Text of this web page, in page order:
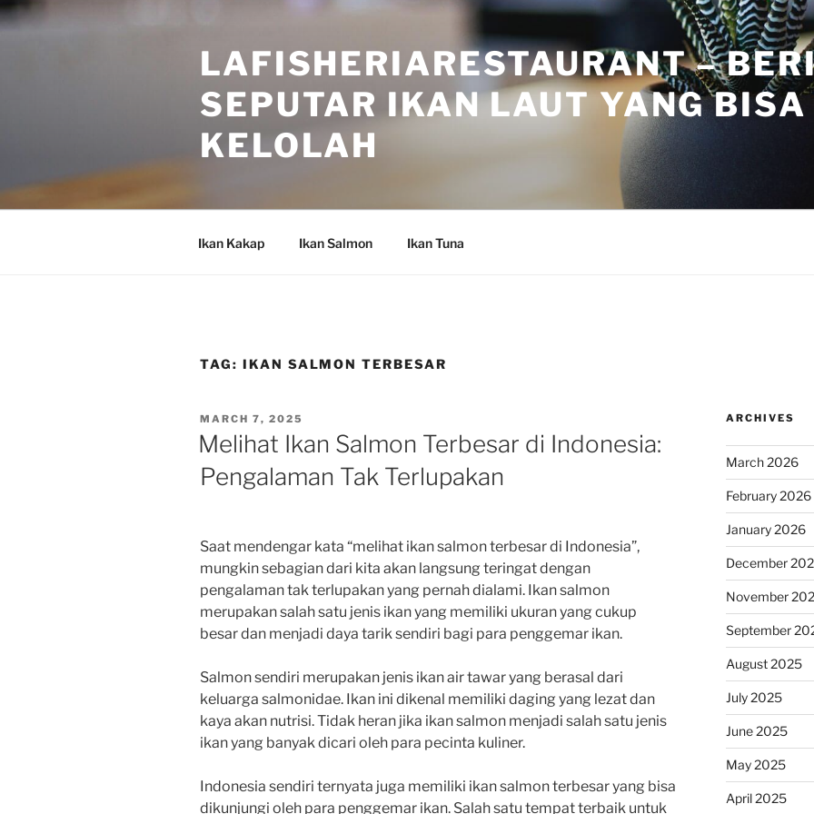
Skip
to
LAFISHERIARESTAURANT –
SEPUTAR IKAN LAUT YANG
KELOLAH
Ikan Kakap Ikan Salmon Ikan Tuna
TAG: IKAN SALMON TERBESAR
POSTED
ON
MARCH 7, 2025
Melihat Ikan Salmon Terbesar di Indonesia:
Pengalaman Tak Terlupakan
Saat mendengar kata “melihat ikan salmon terbesar di Indonesia”,
mungkin sebagian dari kita akan langsung teringat dengan
pengalaman tak terlupakan yang pernah dialami. Ikan salmon
merupakan salah satu jenis ikan yang memiliki ukuran yang cukup
besar dan menjadi daya tarik sendiri bagi para penggemar ikan.
Salmon sendiri merupakan jenis ikan air tawar yang berasal dari
keluarga salmonidae. Ikan ini dikenal memiliki daging yang lezat dan
kaya akan nutrisi. Tidak heran jika ikan salmon menjadi salah satu jenis
ikan yang banyak dicari oleh para pecinta kuliner.
Indonesia sendiri ternyata juga memiliki ikan salmon terbesar yang bisa
dikunjungi oleh para penggemar ikan. Salah satu tempat terbaik untuk
ARCHIVES
March 2026
February 2026
January 2026
December
November
September
August 2025
July 2025
June 2025
May 2025
April 2025